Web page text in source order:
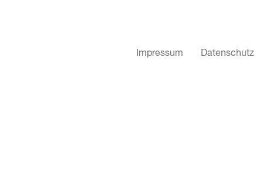
Impressum Datenschutz